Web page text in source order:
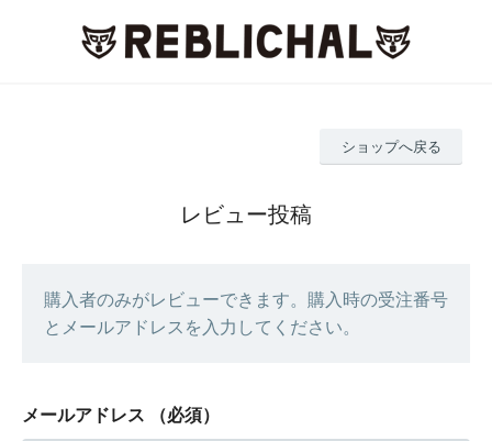
ショップへ戻る
レビュー投稿
購入者のみがレビューできます。購入時の受注番号
とメールアドレスを入力してください。
メールアドレス （必須）